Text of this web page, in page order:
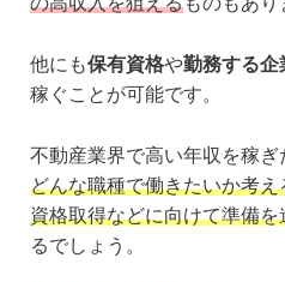
他にも保有資格や勤務する企
稼ぐことが可能です。
不動産業界で高い年収を稼ぎ
どんな職種で働きたいか考え
資格取得などに向けて準備を
るでしょう。